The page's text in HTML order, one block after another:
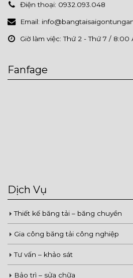
Điện thoại: 0932.093.048
Email:
Giờ làm việc: Thứ 2 - Thứ 7 / 8:00
Fanfage
Dịch Vụ
Thiết kế băng tải – băng chuyền
Gia công băng tải công nghiệp
Tư vấn – khảo sát
Bảo trì – sửa chữa